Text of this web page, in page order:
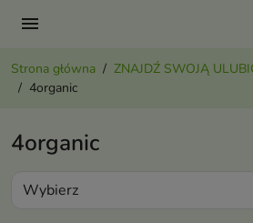
menu
Strona główna ZNAJDŹ SWOJĄ
4organic
4organic
Wybierz